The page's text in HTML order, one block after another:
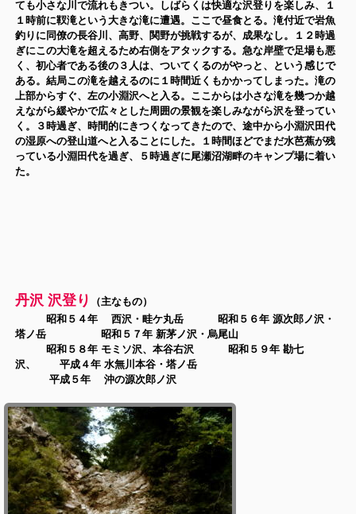
ても小さな川で流れもきつい。しばらくは快適な沢登りを楽しみ、１
１時前に靫滝という大きな滝に遭遇。ここで昼食とる。滝付近で岩魚
釣りに同僚の長谷川、高野、関野が挑戦するが、成果なし。１２時過
ぎにこの大滝を超えるため右側をアタックする。急な岸壁で足場も悪
く、初心者である後の３人は、ついてくるのがやっと、という感じで
ある。結局この滝を越えるのに１時間近くもかかってしまった。滝の
上部からすぐ、左の小淵沢へと入る。ここからは小さな滝を幾つか越
えながら緩やかで広々とした周囲の景観を楽しみながら沢を登ってい
く。３時過ぎ、時間的にきつくなってきたので、途中から小淵沢田代
の湿原への登山道へと入ることにした。１時間ほどでまだ水芭蕉が残
っている小淵田代を過ぎ、５時過ぎに尾瀬沼湖畔のキャンプ場に着い
た。
丹沢 沢登り
（主なもの）
昭和５４年 西沢・畦ケ丸岳 昭和５６年 源次郎ノ沢・
塔ノ岳 昭和５７年 新茅ノ沢・烏尾山
昭和５８年 モミソ沢、本谷右沢 昭和５９年 勘七
沢、 平成４年 水無川本谷・塔ノ岳
平成５年 沖の源次郎ノ沢